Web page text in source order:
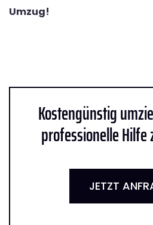
Umzug!
Kostengünstig
professionelle
JETZT